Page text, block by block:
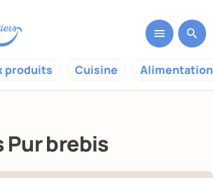
produits Cuisine
Pur brebis